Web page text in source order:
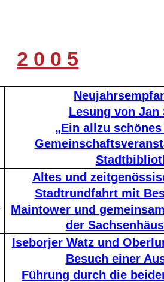
2 0 0 5
Lesung von Jan
„Ein allzu schönes
Altes und
Stadtrundfahrt mit
Maintower und
der
Iseborjer Watz und
Besuch einer
Führung durch die